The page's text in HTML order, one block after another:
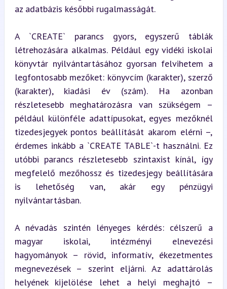
az adatbázis későbbi rugalmasságát.
A `CREATE` parancs gyors, egyszerű táblák
létrehozására alkalmas. Például egy vidéki iskolai
könyvtár nyilvántartásához gyorsan felvihetem a
legfontosabb mezőket: könyvcím (karakter), szerző
(karakter), kiadási év (szám). Ha azonban
részletesebb meghatározásra van szükségem –
például különféle adattípusokat, egyes mezőknél
tizedesjegyek pontos beállítását akarom elérni –,
érdemes inkább a `CREATE TABLE`-t használni. Ez
utóbbi parancs részletesebb szintaxist kínál, így
megfelelő mezőhossz és tizedesjegy beállítására
is lehetőség van, akár egy pénzügyi
nyilvántartásban.
A névadás szintén lényeges kérdés: célszerű a
magyar iskolai, intézményi elnevezési
hagyományok – rövid, informatív, ékezetmentes
megnevezések – szerint eljárni. Az adattárolás
helyének kijelölése lehet a helyi meghajtó –